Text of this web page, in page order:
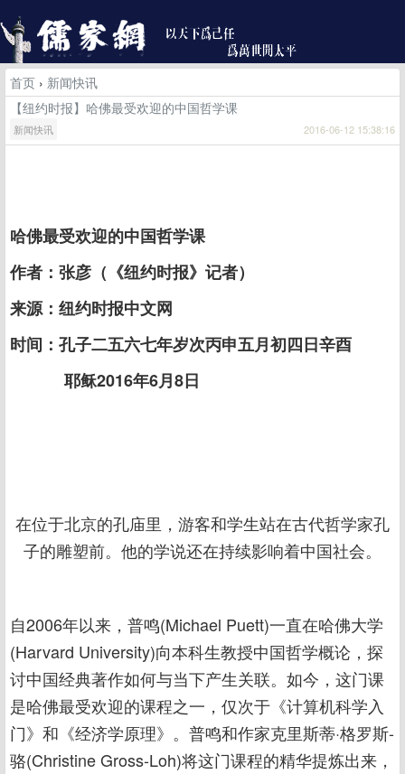
首页 › 新闻快讯
【纽约时报】哈佛最受欢迎的中国哲学课
新闻快讯 2016-06-12 15:38:16
哈佛最受欢迎的中国哲学课
作者：张彦（《纽约时报》记者）
来源：纽约时报中文网
时间：孔子二五六七年岁次丙申五月初四日辛酉
耶稣2016年6月8日
在位于北京的孔庙里，游客和学生站在古代哲学家孔
子的雕塑前。他的学说还在持续影响着中国社会。
自2006年以来，普鸣(Michael Puett)一直在哈佛大学
(Harvard University)向本科生教授中国哲学概论，探
讨中国经典著作如何与当下产生关联。如今，这门课
是哈佛最受欢迎的课程之一，仅次于《计算机科学入
门》和《经济学原理》。普鸣和作家克里斯蒂·格罗斯-
骆(Christine Gross-Loh)将这门课程的精华提炼出来，